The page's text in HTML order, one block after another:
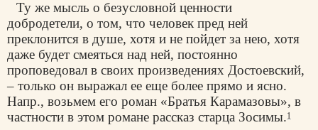
Ту же мысль о безусловной ценности
добродетели, о том, что человек пред ней
преклонится в душе, хотя и не пойдет за нею, хотя
даже будет смеяться над ней, постоянно
проповедовал в своих произведениях Достоевский,
– только он выражал ее еще более прямо и ясно.
Напр., возьмем его роман «Братья Карамазовы», в
частности в этом романе рассказ старца Зосимы.1